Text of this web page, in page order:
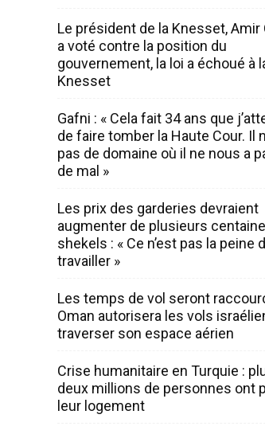
Le président de la Knesset, Amir
a voté contre la position du
gouvernement, la loi a échoué à
Knesset
Gafni : « Cela fait 34 ans que
de faire tomber la Haute Cour. Il
pas de domaine où il ne nous a
de mal »
Les prix des garderies devraient
augmenter de plusieurs
shekels : « Ce n’est pas la peine
travailler »
Les temps de vol seront
Oman autorisera les vols
traverser son espace aérien
Crise humanitaire en Turquie :
deux millions de personnes ont
leur logement